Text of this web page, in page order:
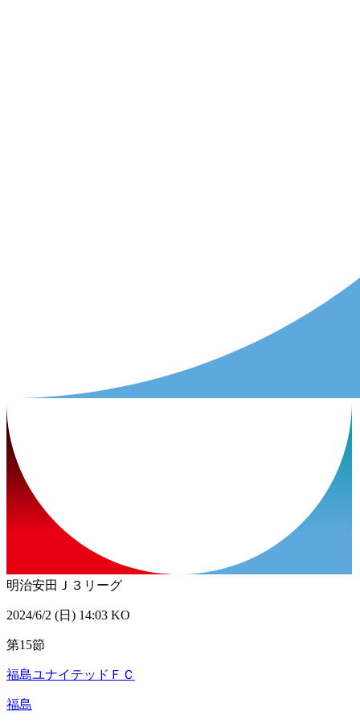
明治安田Ｊ３リーグ
2024/6/2 (日) 14:03 KO
第15節
福島ユナイテッドＦＣ
福島